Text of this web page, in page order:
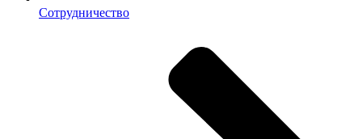
Сотрудничество